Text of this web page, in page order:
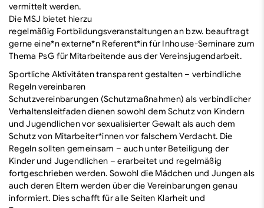
vermittelt werden.
Die MSJ bietet hierzu
regelmäßig Fortbildungsveranstaltungenan bzw. beauftragt
gerne eine*n externe*n Referent*in fürInhouse-Seminare zum
Thema PsG für Mitarbeitende aus der Vereinsjugendarbeit.
Sportliche Aktivitäten transparent gestalten – verbindliche
Regeln vereinbaren
Schutzvereinbarungen (Schutzmaßnahmen) als verbindlicher
Verhaltensleitfaden dienen sowohl dem Schutz von Kindern
und Jugendlichen vor sexualisierter Gewalt als auch dem
Schutz von Mitarbeiter*innen vor falschem Verdacht. Die
Regeln sollten gemeinsam – auch unter Beteiligung der
Kinder und Jugendlichen – erarbeitet und regelmäßig
fortgeschrieben werden. Sowohl die Mädchen und Jungen als
auch deren Eltern werden über die Vereinbarungen genau
informiert. Dies schafft für alle Seiten Klarheit und